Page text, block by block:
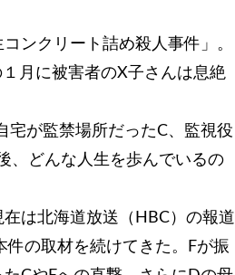
ンクリート詰め殺人事件」。
月に被害者のX子さんは息絶
宅が監禁場所だったC、監視役
、どんな人生を歩んでいるの
は北海道放送（HBC）の報道
の取材を続けてきた。Fが振